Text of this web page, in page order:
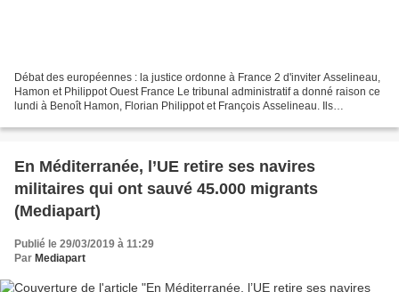
Débat des européennes : la justice ordonne à France 2 d'inviter Asselineau,
Hamon et Philippot Ouest France Le tribunal administratif a donné raison ce
lundi à Benoît Hamon, Florian Philippot et François Asselineau. Ils
En Méditerranée, l’UE retire ses navires
militaires qui ont sauvé 45.000 migrants
(Mediapart)
Publié le 29/03/2019 à 11:29
Par Mediapart